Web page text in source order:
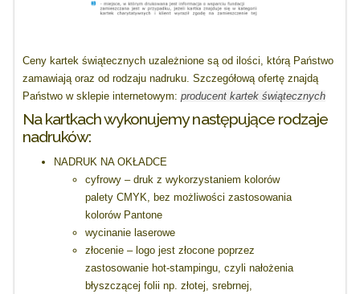
Ceny kartek świątecznych uzależnione są od ilości, którą Państwo
zamawiają oraz od rodzaju nadruku. Szczegółową ofertę znajdą
Państwo w sklepie internetowym: producent kartek świątecznych
Na kartkach wykonujemy następujące rodzaje
nadruków:
NADRUK NA OKŁADCE
cyfrowy – druk z wykorzystaniem kolorów
palety CMYK, bez możliwości zastosowania
kolorów Pantone
wycinanie laserowe
złocenie – logo jest złocone poprzez
zastosowanie hot-stampingu, czyli nałożenia
błyszczącej folii np. złotej, srebrnej,